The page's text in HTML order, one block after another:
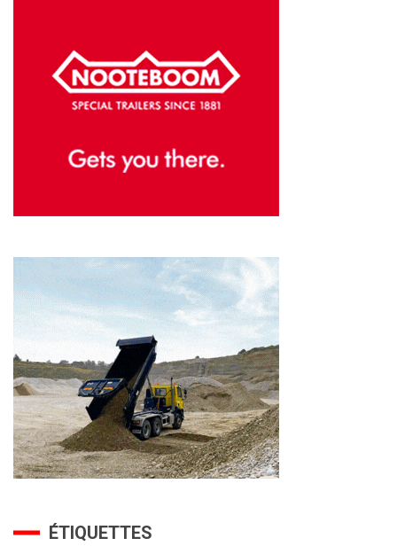
ÉTIQUETTES